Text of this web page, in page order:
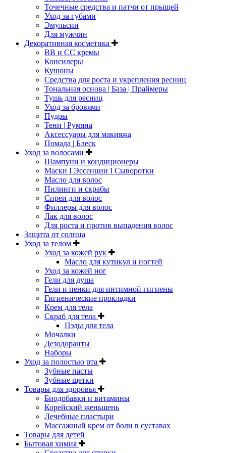
Точечные средства и патчи от прыщей
Уход за губами
Эмульсии
Для мужчин
Декоративная косметика
ВВ и СС кремы
Консилеры
Кушоны
Средства для роста и укрепления ресниц
Тональная основа | База | Праймеры
Тушь для ресниц
Уход за бровями
Пудры
Тени | Румяна
Аксессуары для макияжа
Помада | Блеск
Уход за волосами
Шампуни и кондиционеры
Маски I Эссенции I Сыворотки
Масло для волос
Пилинги и скрабы
Спреи для волос
Филлеры для волос
Лак для волос
Для роста и против выпадения волос
Защита от солнца
Уход за телом
Уход за кожей рук
Масло для кутикул и ногтей
Уход за кожей ног
Гели для душа
Гели и пенки для интимной гигиены
Гигиенические прокладки
Крем для тела
Скраб для тела
Пэды для тела
Мочалки
Дезодоранты
Наборы
Уход за полостью рта
Зубные пасты
Зубные щетки
Товары для здоровья
Биодобавки и витамины
Корейский женьшень
Лечебные пластыри
Массажный крем от боли в суставах
Товары для детей
Бытовая химия